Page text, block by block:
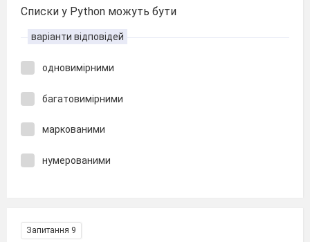
Списки у Python можуть бути
варіанти відповідей
одновимірними
багатовимірними
маркованими
нумерованими
Запитання 9